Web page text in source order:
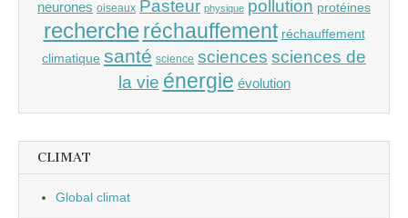
neurones oiseaux Pasteur physique pollution protéines
recherche réchauffement réchauffement
climatique santé science sciences sciences de
la vie énergie évolution
CLIMAT
Global climat